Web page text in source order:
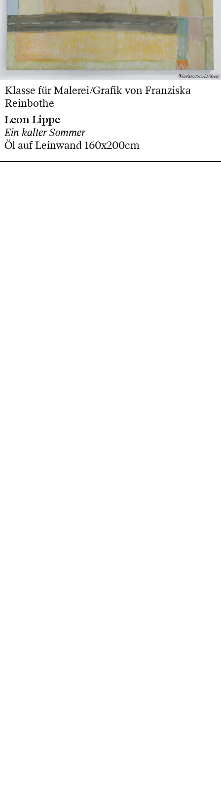
Foto: Leon von der Lippe
Foto: Leon von der Lippe
Klasse für Malerei/Grafik von Franziska
Reinbothe
Leon Lippe
Ein kalter Sommer
Öl auf Leinwand 160x200cm